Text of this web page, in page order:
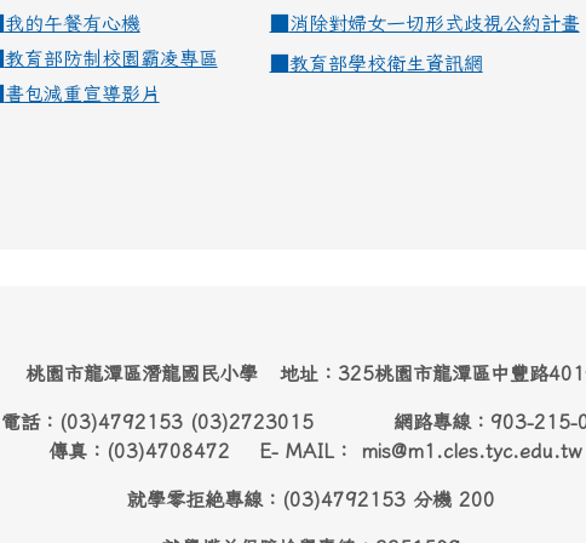
我的午餐有心機
消除對婦女一切形式歧視公約計畫
教育部防制校園霸凌專區
教育部學校衛生資訊網
書包減重宣導影片
桃園市龍潭區潛龍國民小學 地址：325桃園市龍潭區中豐路
電話：(03)4792153 (03)2723015 網路專線：903-215-
傳真：(03)4708472 E- MAIL： mis@m1.cles.tyc.edu.tw
就學零拒絶專線：(03)4792153 分機 200